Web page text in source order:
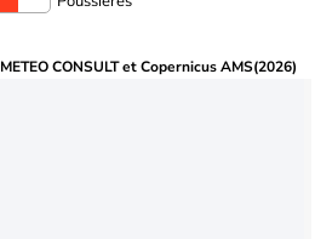
METEO CONSULT et Copernicus AMS(2026)